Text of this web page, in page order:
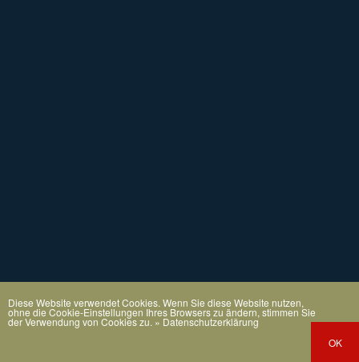
Diese Website verwendet Cookies. Wenn Sie diese Website nutzen,
ohne die Cookie-Einstellungen Ihres Browsers zu ändern, stimmen Sie
der Verwendung von Cookies zu. » Datenschutzerklärung
OK